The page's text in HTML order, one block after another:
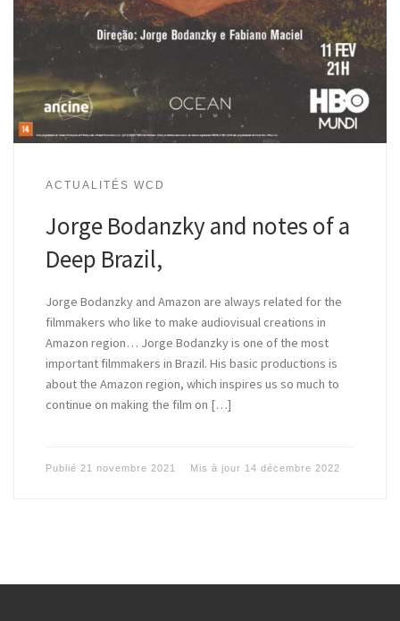
ACTUALITÉS WCD
Jorge Bodanzky and notes of a
Deep Brazil,
Jorge Bodanzky and Amazon are always related for the
filmmakers who like to make audiovisual creations in
Amazon region… Jorge Bodanzky is one of the most
important filmmakers in Brazil. His basic productions is
about the Amazon region, which inspires us so much to
continue on making the film on […]
Publié 21 novembre 2021 Mis à jour 14 décembre 2022